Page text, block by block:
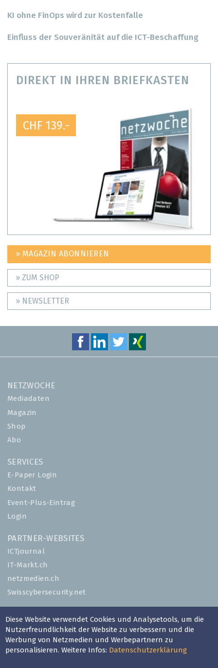
KI ohne FinOps wird zur Kostenfalle
Einfluss der Souveränität auf die ICT-Beschaffung
DIREKT IN IHREN BRIEFKASTEN
CHF 139.-
» MAGAZIN ABONNIEREN
» ZUM SHOP
» NEWSLETTER
NETZWOCHE
Mediadaten
Magazin
Shop
Abo
SERVICES
E-Paper Login
Kontakt
Event-Plus-Eintrag
Login
PARTNER-WEBSITES
ICTjournal
IT-Markt.ch
netzmedien.ch
Swisscybersecurity.net
© NETZMEDIEN AG 2026
Impressum
AGB
Diese Website verwendet Cookies und Analysetools, um die
Nutzerfreundlichkeit der Website zu verbessern und die
Werbung von Netzmedien und Werbepartnern zu
personalisieren. Weitere Infos: Datenschutzerklärung